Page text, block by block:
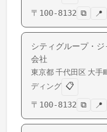
〒 100-8132 ⧉ 📍
シティグループ・
会社
東京都 千代田区 大手
ディング 📋
〒 100-8132 ⧉ 📍